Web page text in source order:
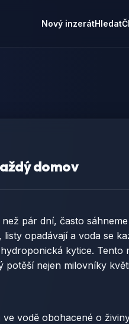
Nový inzerátHledat
domov
pár dní, často
opadávají a voda se
kytice.
nejen milovníky
vodě obohacené o